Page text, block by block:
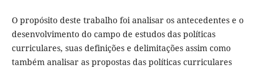
O propósito deste trabalho foi analisar os antecedentes e o
desenvolvimento do campo de estudos das políticas
curriculares, suas definições e delimitações assim como
também analisar as propostas das políticas curriculares